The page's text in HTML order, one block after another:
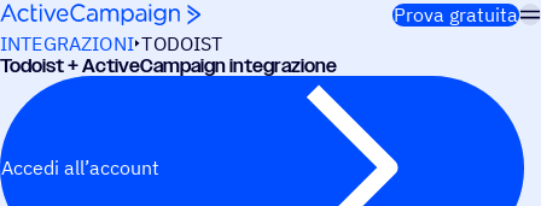
Salta al contenuto
Prova gratuita
INTEGRAZIONI TODOIST
Todoist + ActiveCampaign integrazione
Accedi all’account